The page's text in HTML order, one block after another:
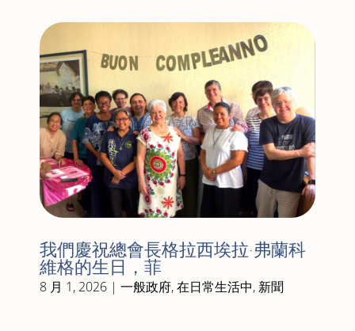
我們慶祝總會長格拉西埃拉·弗蘭科
維格的生日，菲
8 月 1, 2026| 一般政府,在日常生活中, 新聞